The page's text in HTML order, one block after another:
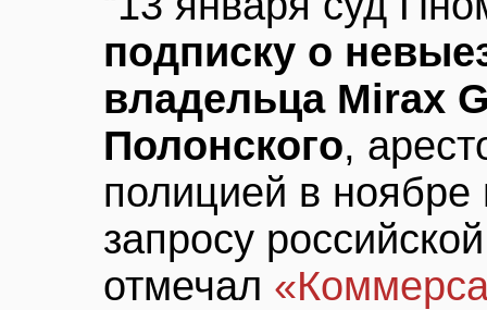
подписку о
владельца Mirax
Полонского,
полицией в ноябре
запросу
отмечал